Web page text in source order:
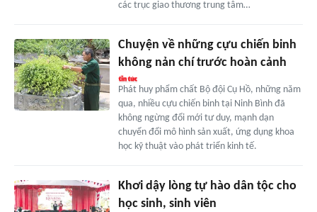
các trục giao thương trung tâm…
Chuyện về những cựu chiến binh
không nản chí trước hoàn cảnh
Phát huy phẩm chất Bộ đội Cụ Hồ, những năm
qua, nhiều cựu chiến binh tại Ninh Bình đã
không ngừng đổi mới tư duy, mạnh dạn
chuyển đổi mô hình sản xuất, ứng dụng khoa
học kỹ thuật vào phát triển kinh tế.
Khơi dậy lòng tự hào dân tộc cho
học sinh, sinh viên